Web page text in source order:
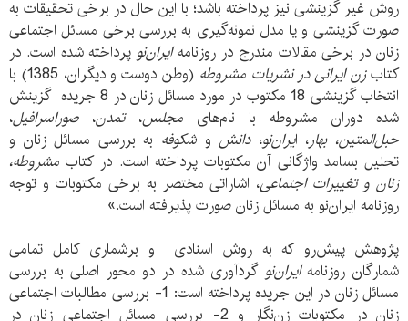
روش غیر گزینشی نیز پرداخته باشد؛ با این حال در برخی تحقیقات به
صورت گزینشی و یا مدل نمونه‌گیری به بررسی برخی مسائل اجتماعی
زنان در برخی مقالات مندرج در روزنامهایران‌نو پرداخته‌ شده است. در
کتابزن ایرانی در نشریات مشروطه
(وطن دوست و دیگران، 1385) با
انتخاب گزینشی 18 مکتوب در مورد مسائل زنان در 8 جریده گزینش
شده دوران مشروطه با نام‌های مجلس،تمدن،صوراسرافیل،
حبل‌المتین، بهار، ایران‌نو،دانش و شکوفه به بررسی مسائل زنان و
تحلیل بسامد واژگانی آن مکتوبات پرداخته است. در کتاب مشروطه،
زنان و تغییرات اجتماعی، اشاراتی مختصر به برخی مکتوبات و توجه
روزنامه ایران‌نو به مسائل زنان صورت پذیرفته است.»
پژوهش پیش‌رو که به روش اسنادی و برشماری کامل تمامی
شمارگان روزنامهایران‌نو گردآوری شده در دو محور اصلی به بررسی
مسائل زنان در این جریده پرداخته است: 1- بررسی مطالبات اجتماعی
زنان در مکتوبات زن‌نگار و 2- بررسی مسائل اجتماعی زنان در